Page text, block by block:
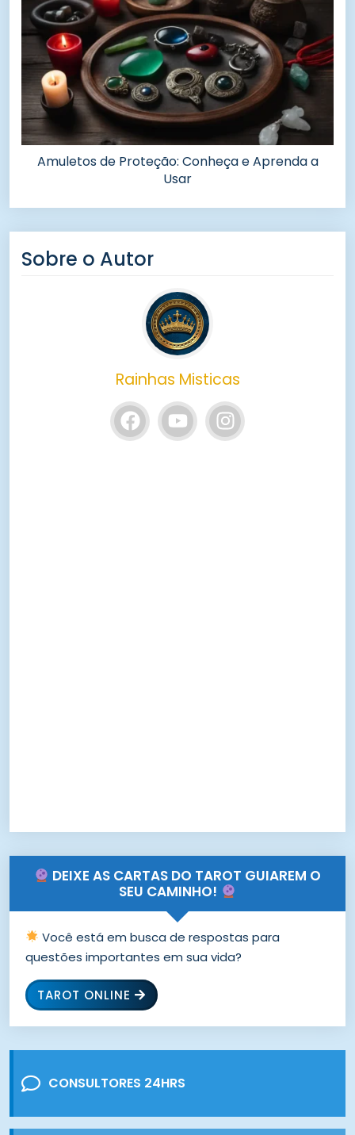
Amuletos de Proteção: Conheça e Aprenda a
Usar
Sobre o Autor
Rainhas Misticas
DEIXE AS CARTAS DO TAROT GUIAREM O
SEU CAMINHO!
Você está em busca de respostas para
questões importantes em sua vida?
TAROT ONLINE
CONSULTORES 24HRS